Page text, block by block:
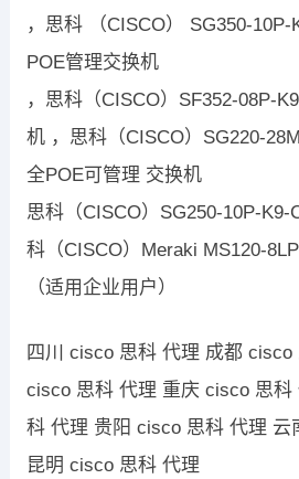
，思科 （CISCO） SG350-
POE管理交换机
，思科（CISCO）SF352-08P-
机 ，思科（CISCO）SG220-
全POE可管理 交换机
思科（CISCO）SG250-10P-K9-
科（CISCO）Meraki MS120-
（适用企业用户）
四川 cisco 思科 代理 成都 cisco
cisco 思科 代理 重庆 cisco 思科
科 代理 贵阳 cisco 思科 代理 云
昆明 cisco 思科 代理